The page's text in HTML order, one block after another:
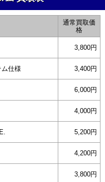
通常買取価
格
3,800円
仕様 3,400円
6,000円
4,000円
5,200円
4,200円
3,800円